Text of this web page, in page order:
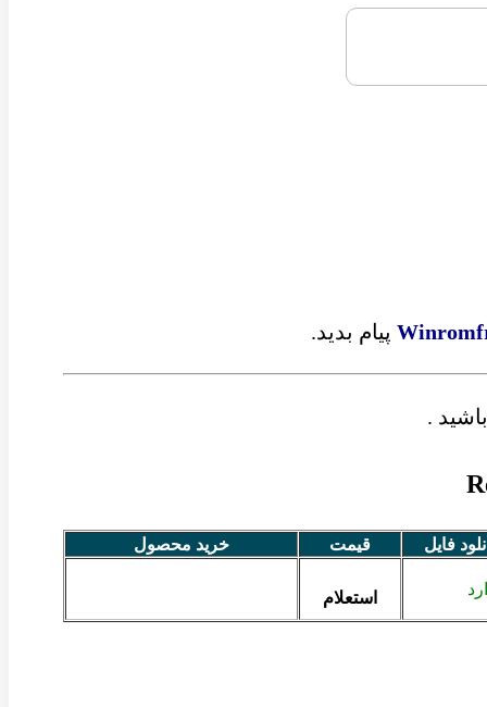
پیام بدید.
.
فایل قیمت خرید محصول
استعلام